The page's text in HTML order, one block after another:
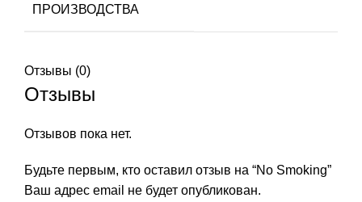
ПРОИЗВОДСТВА
Отзывы (0)
Отзывы
Отзывов пока нет.
Будьте первым, кто оставил отзыв на “No Smoking”
Ваш адрес email не будет опубликован.